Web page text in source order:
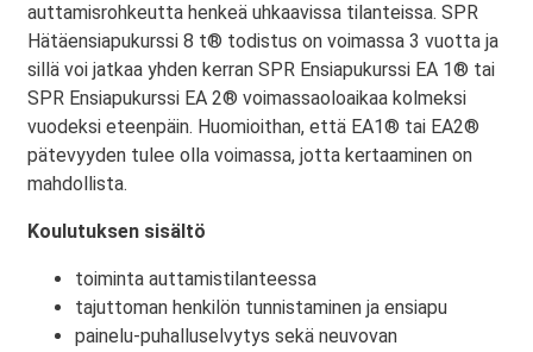
auttamisrohkeutta henkeä uhkaavissa tilanteissa. SPR
Hätäensiapukurssi 8 t® todistus on voimassa 3 vuotta ja
sillä voi jatkaa yhden kerran SPR Ensiapukurssi EA 1® tai
SPR Ensiapukurssi EA 2® voimassaoloaikaa kolmeksi
vuodeksi eteenpäin. Huomioithan, että EA1® tai EA2®
pätevyyden tulee olla voimassa, jotta kertaaminen on
mahdollista.
Koulutuksen sisältö
toiminta auttamistilanteessa
tajuttoman henkilön tunnistaminen ja ensiapu
painelu-puhalluselvytys sekä neuvovan